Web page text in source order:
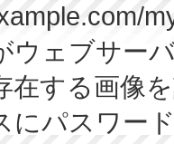
ウェブサー
在する画像
にパスワー